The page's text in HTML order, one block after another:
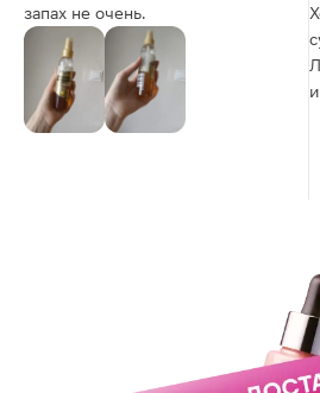
запах не очень.